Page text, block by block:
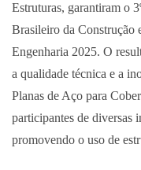
Estruturas, garantiram o
Brasileiro da Construção
Engenharia 2025. O
a qualidade técnica e a
Planas de Aço para
participantes de diversas
promovendo o uso de